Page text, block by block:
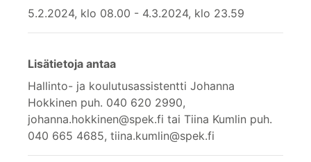
5.2.2024, klo 08.00 - 4.3.2024, klo 23.59
Lisätietoja antaa
Hallinto- ja koulutusassistentti Johanna
Hokkinen puh. 040 620 2990,
johanna.hokkinen@spek.fi tai Tiina Kumlin puh.
040 665 4685, tiina.kumlin@spek.fi